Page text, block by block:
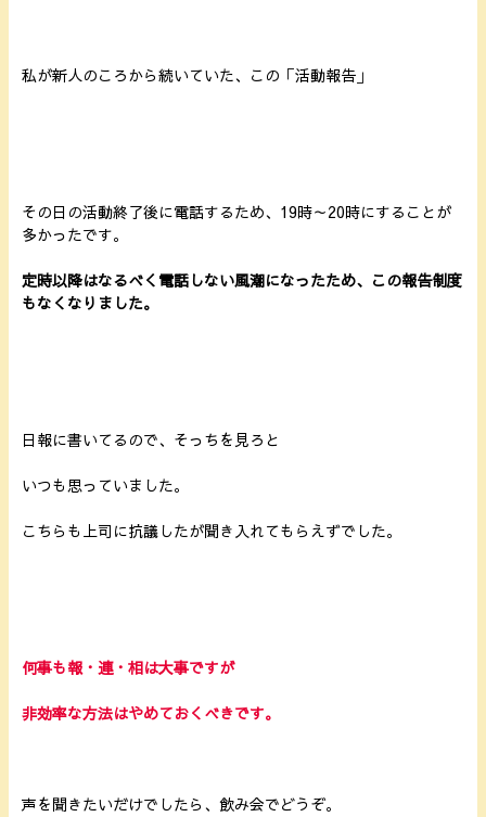
私が新人のころから続いていた、この「活動報告」
その日の活動終了後に電話するため、19時～20時にすることが
多かったです。
定時以降はなるべく電話しない風潮になったため、この報告制度
もなくなりました。
日報に書いてるので、そっちを見ろと
いつも思っていました。
こちらも上司に抗議したが聞き入れてもらえずでした。
何事も報・連・相は大事ですが
非効率な方法はやめておくべきです。
声を聞きたいだけでしたら、飲み会でどうぞ。